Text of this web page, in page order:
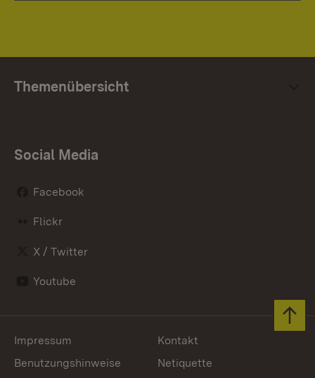
Themenübersicht
Social Media
Facebook
Flickr
X / Twitter
Youtube
Impressum
Kontakt
Benutzungshinweise
Netiquette